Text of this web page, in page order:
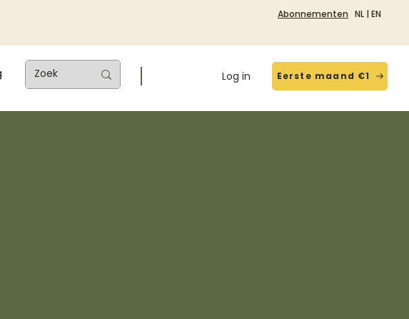
Abonnementen NL | EN
Log in Eerste maand €1